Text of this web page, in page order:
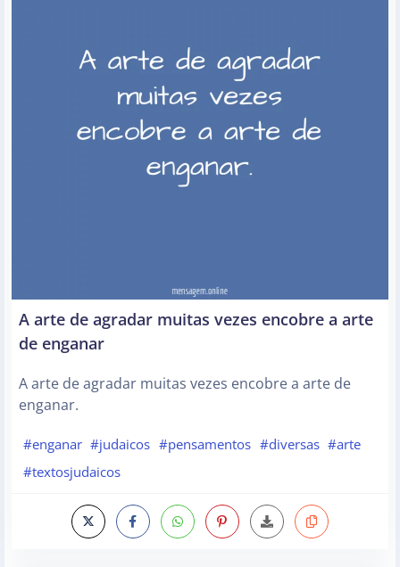
A arte de agradar muitas vezes encobre a arte
de enganar
A arte de agradar muitas vezes encobre a arte de
enganar.
#enganar #judaicos #pensamentos #diversas #arte
#textosjudaicos